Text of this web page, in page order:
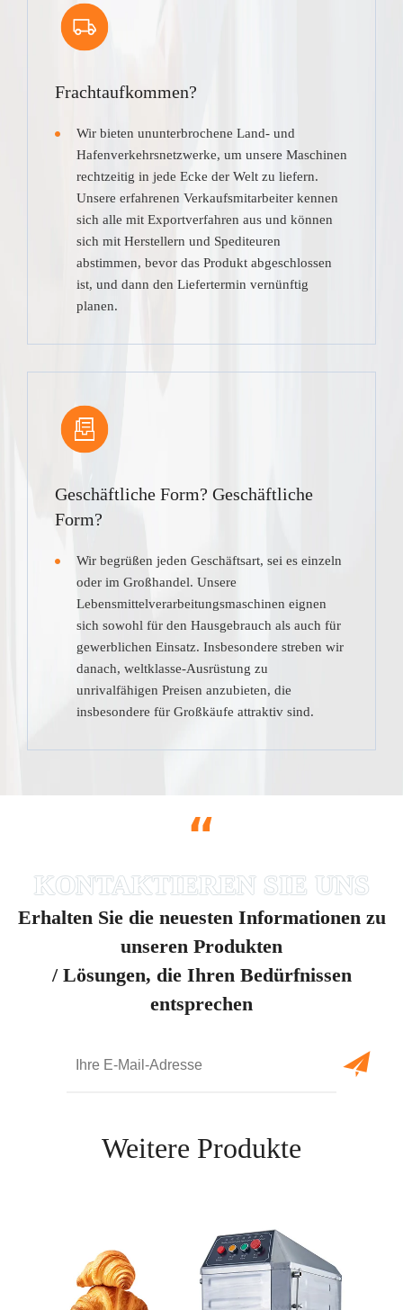
Frachtaufkommen?
Wir bieten ununterbrochene Land- und
Hafenverkehrsnetzwerke, um unsere Maschinen
rechtzeitig in jede Ecke der Welt zu liefern.
Unsere erfahrenen Verkaufsmitarbeiter kennen
sich alle mit Exportverfahren aus und können
sich mit Herstellern und Spediteuren
abstimmen, bevor das Produkt abgeschlossen
ist, und dann den Liefertermin vernünftig
planen.
Geschäftliche Form? Geschäftliche
Form?
Wir begrüßen jeden Geschäftsart, sei es einzeln
oder im Großhandel. Unsere
Lebensmittelverarbeitungsmaschinen eignen
sich sowohl für den Hausgebrauch als auch für
gewerblichen Einsatz. Insbesondere streben wir
danach, weltklasse-Ausrüstung zu
unrivalfähigen Preisen anzubieten, die
insbesondere für Großkäufe attraktiv sind.
“
Erhalten Sie die neuesten Informationen zu
unseren Produkten
/ Lösungen, die Ihren Bedürfnissen
entsprechen
Weitere Produkte